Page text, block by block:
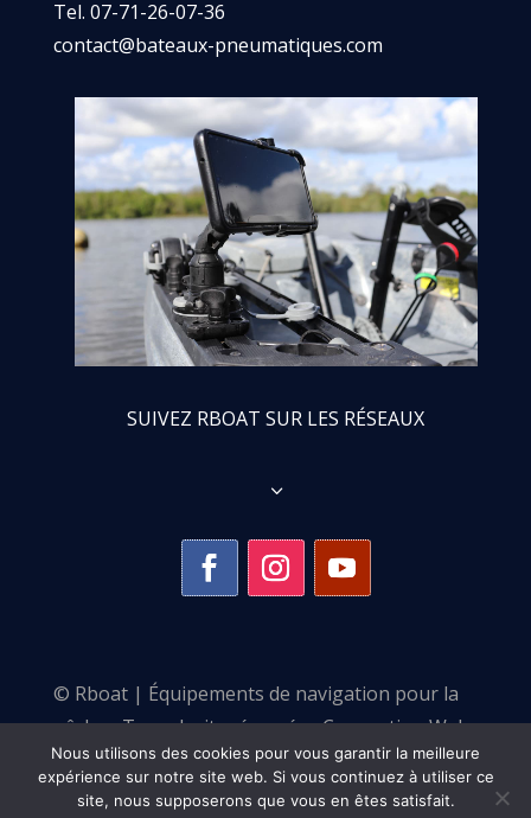
Tel. 07-71-26-07-36
contact@bateaux-pneumatiques.com
SUIVEZ RBOAT SUR LES RÉSEAUX
3
© Rboat | Équipements de navigation pour la
pêche •Tous droits réservés •Conception Web :
Pulse Communication
Nous utilisons des cookies pour vous garantir la meilleure
expérience sur notre site web. Si vous continuez à utiliser ce
site, nous supposerons que vous en êtes satisfait.